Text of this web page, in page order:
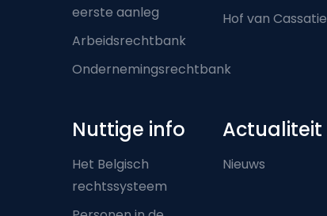
eerste aanleg
Arbeidsrechtbank
Ondernemingsrechtbank
Hof van Cassatie
Nuttige info
Het Belgisch
rechtssysteem
Actualiteit
Nieuws